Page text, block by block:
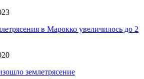
в Марокко увеличилось до 2
землетрясение